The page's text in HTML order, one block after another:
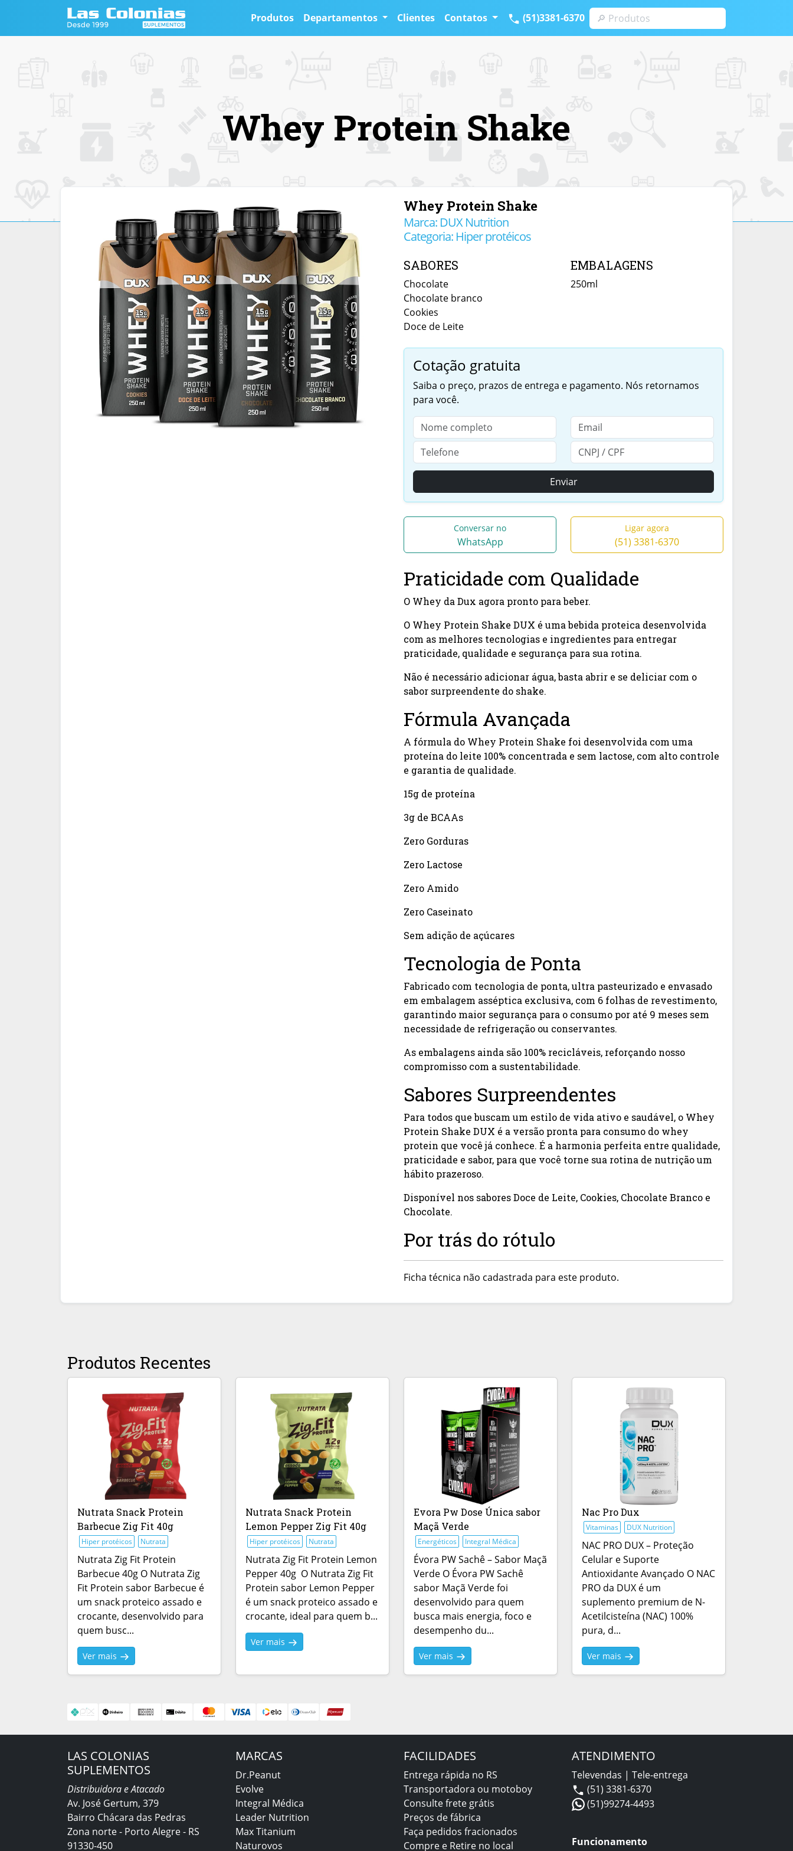
Produtos Departamentos Clientes Contatos (51)3381-6370
Whey Protein Shake
Whey Protein Shake
Marca: DUX Nutrition
Categoria: Hiper protéicos
SABORES
Chocolate
Chocolate branco
Cookies
Doce de Leite
EMBALAGENS
250ml
Cotação gratuita
Saiba o preço, prazos de entrega e pagamento. Nós retornamos
para você.
Enviar
Conversar no
WhatsApp
Ligar agora
(51) 3381-6370
Praticidade com Qualidade
O Whey da Dux agora pronto para beber.
O Whey Protein Shake DUX é uma bebida proteica desenvolvida
com as melhores tecnologias e ingredientes para entregar
praticidade, qualidade e segurança para sua rotina.
Não é necessário adicionar água, basta abrir e se deliciar com o
sabor surpreendente do shake.
Fórmula Avançada
A fórmula do Whey Protein Shake foi desenvolvida com uma
proteína do leite 100% concentrada e sem lactose, com alto controle
e garantia de qualidade.
15g de proteína
3g de BCAAs
Zero Gorduras
Zero Lactose
Zero Amido
Zero Caseinato
Sem adição de açúcares
Tecnologia de Ponta
Fabricado com tecnologia de ponta, ultra pasteurizado e envasado
em embalagem asséptica exclusiva, com 6 folhas de revestimento,
garantindo maior segurança para o consumo por até 9 meses sem
necessidade de refrigeração ou conservantes.
As embalagens ainda são 100% recicláveis, reforçando nosso
compromisso com a sustentabilidade.
Sabores Surpreendentes
Para todos que buscam um estilo de vida ativo e saudável, o Whey
Protein Shake DUX é a versão pronta para consumo do whey
protein que você já conhece. É a harmonia perfeita entre qualidade,
praticidade e sabor, para que você torne sua rotina de nutrição um
hábito prazeroso.
Disponível nos sabores Doce de Leite, Cookies, Chocolate Branco e
Chocolate.
Por trás do rótulo
Ficha técnica não cadastrada para este produto.
Produtos Recentes
Nutrata Snack Protein
Barbecue Zig Fit 40g
Hiper protéicos Nutrata
Nutrata Zig Fit Protein
Barbecue 40g O Nutrata Zig
Fit Protein sabor Barbecue é
um snack proteico assado e
crocante, desenvolvido para
quem busc...
Ver mais
Nutrata Snack Protein
Lemon Pepper Zig Fit 40g
Hiper protéicos Nutrata
Nutrata Zig Fit Protein Lemon
Pepper 40g O Nutrata Zig Fit
Protein sabor Lemon Pepper
é um snack proteico assado e
crocante, ideal para quem b...
Ver mais
Evora Pw Dose Única sabor
Maçã Verde
Energéticos Integral Médica
Évora PW Sachê – Sabor Maçã
Verde O Évora PW Sachê
sabor Maçã Verde foi
desenvolvido para quem
busca mais energia, foco e
desempenho du...
Ver mais
Nac Pro Dux
Vitaminas DUX Nutrition
NAC PRO DUX – Proteção
Celular e Suporte
Antioxidante Avançado O NAC
PRO da DUX é um
suplemento premium de N-
Acetilcisteína (NAC) 100%
pura, d...
Ver mais
LAS COLONIAS
SUPLEMENTOS
Distribuidora e Atacado
Av. José Gertum, 379
Bairro Chácara das Pedras
Zona norte - Porto Alegre - RS
91330-450
MARCAS
Dr.Peanut
Evolve
Integral Médica
Leader Nutrition
Max Titanium
Naturovos
FACILIDADES
Entrega rápida no RS
Transportadora ou motoboy
Consulte frete grátis
Preços de fábrica
Faça pedidos fracionados
Compre e Retire no local
ATENDIMENTO
Televendas | Tele-entrega
(51) 3381-6370
(51)99274-4493
Funcionamento